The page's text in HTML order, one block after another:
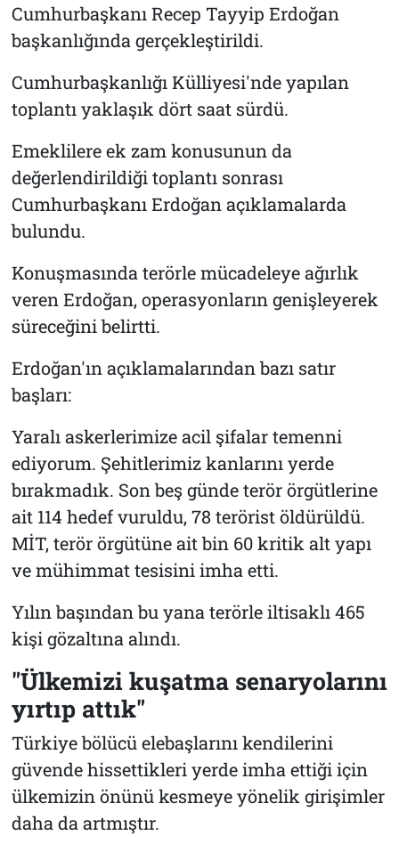
Cumhurbaşkanı Recep Tayyip Erdoğan
başkanlığında gerçekleştirildi.
Cumhurbaşkanlığı Külliyesi'nde yapılan
toplantı yaklaşık dört saat sürdü.
Emeklilere ek zam konusunun da
değerlendirildiği toplantı sonrası
Cumhurbaşkanı Erdoğan açıklamalarda
bulundu.
Konuşmasında terörle mücadeleye ağırlık
veren Erdoğan, operasyonların genişleyerek
süreceğini belirtti.
Erdoğan'ın açıklamalarından bazı satır
başları:
Yaralı askerlerimize acil şifalar temenni
ediyorum. Şehitlerimiz kanlarını yerde
bırakmadık. Son beş günde terör örgütlerine
ait 114 hedef vuruldu, 78 terörist öldürüldü.
MİT, terör örgütüne ait bin 60 kritik alt yapı
ve mühimmat tesisini imha etti.
Yılın başından bu yana terörle iltisaklı 465
kişi gözaltına alındı.
"Ülkemizi kuşatma senaryolarını
yırtıp attık"
Türkiye bölücü elebaşlarını kendilerini
güvende hissettikleri yerde imha ettiği için
ülkemizin önünü kesmeye yönelik girişimler
daha da artmıştır.